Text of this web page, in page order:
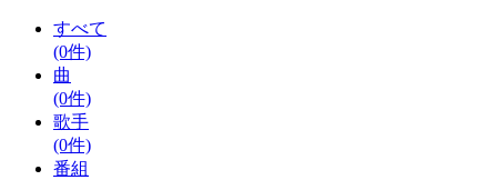
すべて
(0件)
曲
(0件)
歌手
(0件)
番組